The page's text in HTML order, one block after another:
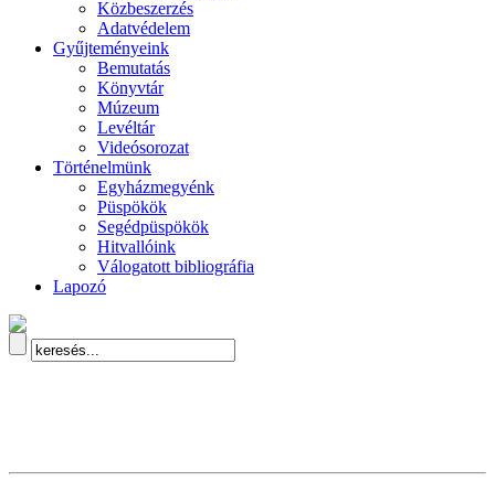
Közbeszerzés
Adatvédelem
Gyűjteményeink
Bemutatás
Könyvtár
Múzeum
Levéltár
Videósorozat
Történelmünk
Egyházmegyénk
Püspökök
Segédpüspökök
Hitvallóink
Válogatott bibliográfia
Lapozó